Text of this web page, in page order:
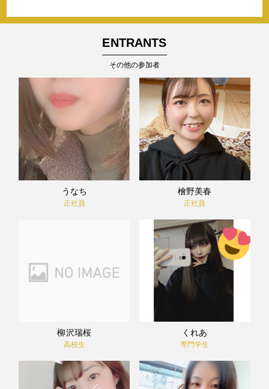
ENTRANTS
その他の参加者
うなち
正社員
檜野美春
正社員
柳沢瑞桜
高校生
くれあ
専門学生